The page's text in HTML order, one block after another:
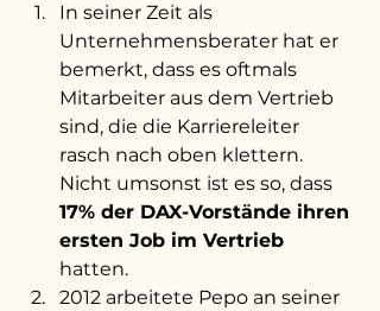
In seiner Zeit als
Unternehmensberater hat er
bemerkt, dass es oftmals
Mitarbeiter aus dem Vertrieb
sind, die die Karriereleiter
rasch nach oben klettern.
Nicht umsonst ist es so, dass
17% der DAX-Vorstände ihren
ersten Job im Vertrieb
hatten.
2012 arbeitete Pepo an seiner